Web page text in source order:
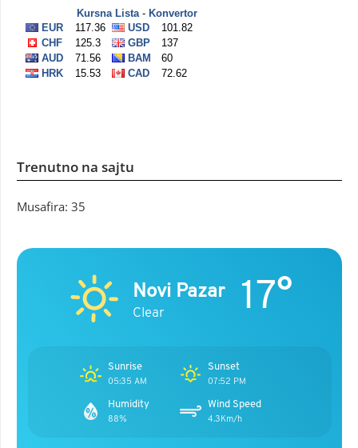
Trenutno na sajtu
Musafira: 35
Novi Pazar
Clear 17°
Sunrise
05:35 AM
Sunset
07:52 PM
Humidity
88%
Wind Speed
4.3Km/h